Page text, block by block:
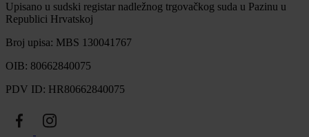
Upisano u sudski registar nadležnog trgovačkog suda u Pazinu u
Republici Hrvatskoj
Broj upisa: MBS 130041767
OIB: 80662840075
PDV ID: HR80662840075